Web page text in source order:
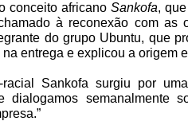
conceito africano Sankofa,
à reconexão com as
do grupo Ubuntu, que
na entrega e explicou a origem
Sankofa surgiu por
dialogamos semanalmente